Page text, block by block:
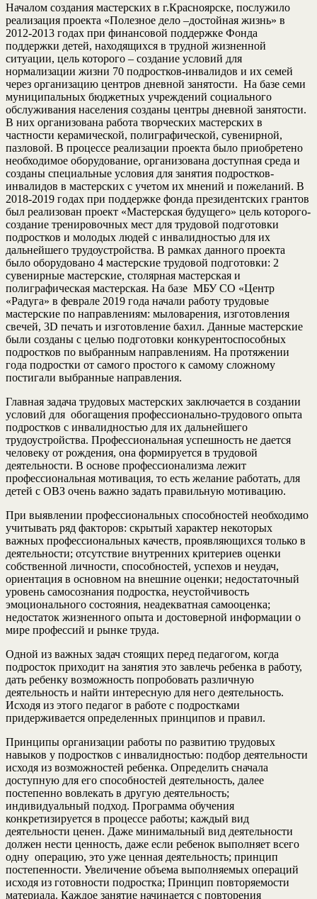
Началом создания мастерских в г.Красноярске, послужило
реализация проекта «Полезное дело –достойная жизнь» в
2012-2013 годах при финансовой поддержке Фонда
поддержки детей, находящихся в трудной жизненной
ситуации, цель которого – создание условий для
нормализации жизни 70 подростков-инвалидов и их семей
через организацию центров дневной занятости. На базе семи
муниципальных бюджетных учреждений социального
обслуживания населения созданы центры дневной занятости.
В них организована работа творческих мастерских в
частности керамической, полиграфической, сувенирной,
пазловой. В процессе реализации проекта было приобретено
необходимое оборудование, организована доступная среда и
созданы специальные условия для занятия подростков-
инвалидов в мастерских с учетом их мнений и пожеланий. В
2018-2019 годах при поддержке фонда президентских грантов
был реализован проект «Мастерская будущего» цель которого-
создание тренировочных мест для трудовой подготовки
подростков и молодых людей с инвалидностью для их
дальнейшего трудоустройства. В рамках данного проекта
было оборудовано 4 мастерские трудовой подготовки: 2
сувенирные мастерские, столярная мастерская и
полиграфическая мастерская. На базе МБУ СО «Центр
«Радуга» в феврале 2019 года начали работу трудовые
мастерские по направлениям: мыловарения, изготовления
свечей, 3D печать и изготовление бахил. Данные мастерские
были созданы с целью подготовки конкурентоспособных
подростков по выбранным направлениям. На протяжении
года подростки от самого простого к самому сложному
постигали выбранные направления.
Главная задача трудовых мастерских заключается в создании
условий для обогащения профессионально-трудового опыта
подростков с инвалидностью для их дальнейшего
трудоустройства. Профессиональная успешность не дается
человеку от рождения, она формируется в трудовой
деятельности. В основе профессионализма лежит
профессиональная мотивация, то есть желание работать, для
детей с ОВЗ очень важно задать правильную мотивацию.
При выявлении профессиональных способностей необходимо
учитывать ряд факторов: скрытый характер некоторых
важных профессиональных качеств, проявляющихся только в
деятельности; отсутствие внутренних критериев оценки
собственной личности, способностей, успехов и неудач,
ориентация в основном на внешние оценки; недостаточный
уровень самосознания подростка, неустойчивость
эмоционального состояния, неадекватная самооценка;
недостаток жизненного опыта и достоверной информации о
мире профессий и рынке труда.
Одной из важных задач стоящих перед педагогом, когда
подросток приходит на занятия это завлечь ребенка в работу,
дать ребенку возможность попробовать различную
деятельность и найти интересную для него деятельность.
Исходя из этого педагог в работе с подростками
придерживается определенных принципов и правил.
Принципы организации работы по развитию трудовых
навыков у подростков с инвалидностью: подбор деятельности
исходя из возможностей ребенка. Определить сначала
доступную для его способностей деятельность, далее
постепенно вовлекать в другую деятельность;
индивидуальный подход. Программа обучения
конкретизируется в процессе работы; каждый вид
деятельности ценен. Даже минимальный вид деятельности
должен нести ценность, даже если ребенок выполняет всего
одну операцию, это уже ценная деятельность; принцип
постепенности. Увеличение объема выполняемых операций
исходя из готовности подростка; Принцип повторяемости
материала. Каждое занятие начинается с повторения